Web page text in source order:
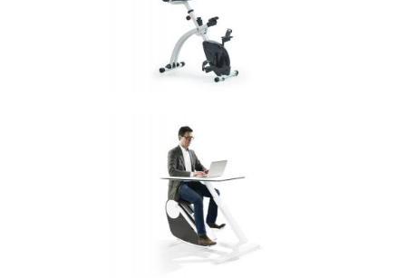
MARKANT OXISEAT
Bureaustoelen
MARKANT OXISTEP
Bureaustoelen